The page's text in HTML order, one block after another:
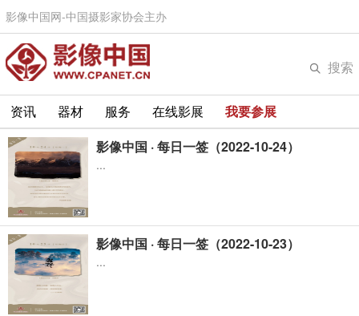
影像中国网-中国摄影家协会主办
搜索
资讯 器材 服务 在线影展
我要参展
影像中国 · 每日一签（2022-10-24）
...
影像中国 · 每日一签（2022-10-23）
...